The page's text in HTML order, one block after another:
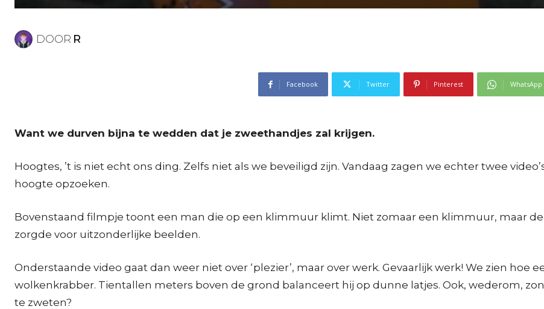
DOOR R
Facebook Twitter Pinterest WhatsApp
Want we durven bijna te wedden dat je zweethandjes zal krijgen.
Hoogtes, ’t is niet echt ons ding. Zelfs niet als we beveiligd zijn. Vandaag zagen we echter twee
hoogte opzoeken.
Bovenstaand filmpje toont een man die op een klimmuur klimt. Niet zomaar een klimmuur, maar de
zorgde voor uitzonderlijke beelden.
Onderstaande video gaat dan weer niet over ‘plezier’, maar over werk. Gevaarlijk werk! We zien hoe
wolkenkrabber. Tientallen meters boven de grond balanceert hij op dunne latjes. Ook, wederom,
te zweten?